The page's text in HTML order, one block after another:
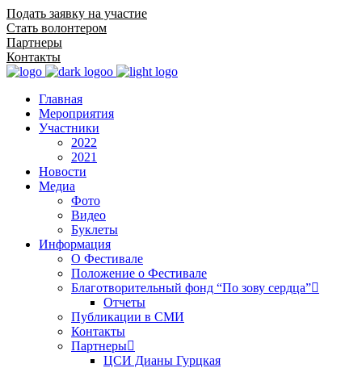
Подать заявку на участие
Стать волонтером
Партнеры
Контакты
Главная
Мероприятия
Участники
2022
2021
Новости
Медиа
Фото
Видео
Буклеты
Информация
О Фестивале
Положение о Фестивале
Благотворительный фонд “По зову сердца”
Отчеты
Публикации в СМИ
Контакты
Партнеры
ЦСИ Дианы Гурцкая